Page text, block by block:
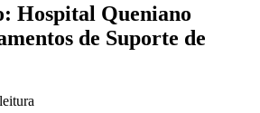
Hospital Queniano
de Suporte de